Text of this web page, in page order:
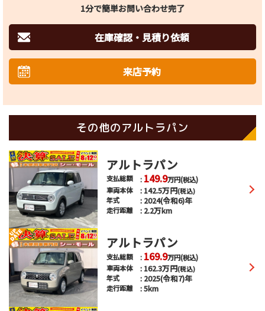
1分で簡単お問い合わせ完了
在庫確認・見積り依頼
来店予約
その他のアルトラパン
アルトラパン
支払総額 149.9万円(税込)
車両本体
142.5万円(税込)
年式 2024(令和6)年
走行距離 2.2万km
アルトラパン
支払総額 169.9万円(税込)
車両本体
162.3万円(税込)
年式 2025(令和7)年
走行距離 5km